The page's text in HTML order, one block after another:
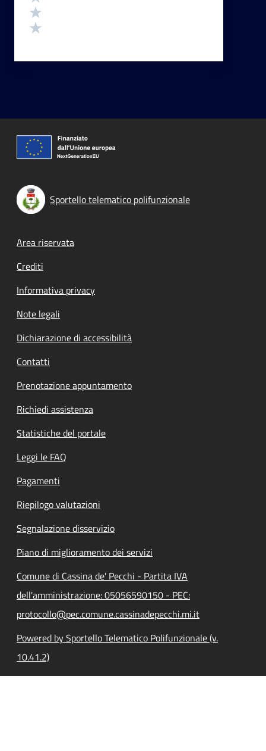
Sportello telematico polifunzionale
Footer menu
Area riservata
Crediti
Informativa privacy
Note legali
Dichiarazione di accessibilità
Contatti
Prenotazione appuntamento
Richiedi assistenza
Statistiche del portale
Leggi le FAQ
Pagamenti
Riepilogo valutazioni
Segnalazione disservizio
Piano di miglioramento dei servizi
Comune di Cassina de' Pecchi - Partita IVA
dell'amministrazione: 05056590150 - PEC:
protocollo@pec.comune.cassinadepecchi.mi.it
Powered by Sportello Telematico Polifunzionale (v.
10.41.2)